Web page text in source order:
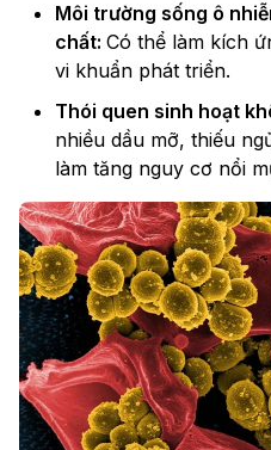
Môi trường sống ô
chất: Có thể làm kích
vi khuẩn phát triển.
Thói quen sinh hoạt
nhiều dầu mỡ, thiếu
làm tăng nguy cơ nổi